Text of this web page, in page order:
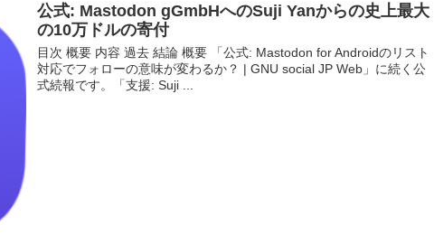
公式: Mastodon gGmbHへのSuji Yanからの史上最大
の10万ドルの寄付
目次 概要 内容 過去 結論 概要 「公式: Mastodon for Androidのリスト
対応でフォローの意味が変わるか？ | GNU social JP Web」に続く公
式続報です。「支援: Suji ...